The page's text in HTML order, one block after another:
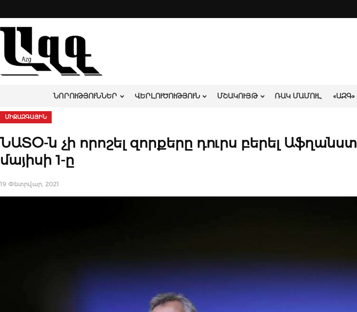
to
content
ՆՈՐՈՒԹՅՈՒՆՆԵՐ ՎԵՐԼՈՒԾՈՒԹՅՈՒՆ ՄՇԱԿՈՒՅԹ ՌԱԿ ՄԱՄՈՒԼ
ՄԻՋԱԶԳԱՅԻՆ
ՆԱՏՕ-ն չի որոշել զորքերը դուրս բերել
մայիսի 1-ը
19 Փետրվար, 2021